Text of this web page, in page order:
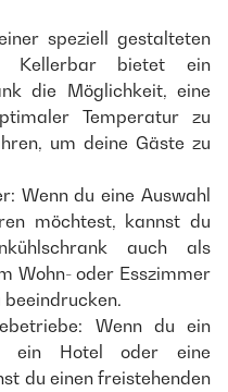
speziell gestalteten
Kellerbar bietet ein
die Möglichkeit, eine
Temperatur zu
um deine Gäste zu
Wenn du eine Auswahl
möchtest, kannst du
auch als
Wohn- oder Esszimmer
beeindrucken.
Wenn du ein
ein Hotel oder eine
du einen freistehenden